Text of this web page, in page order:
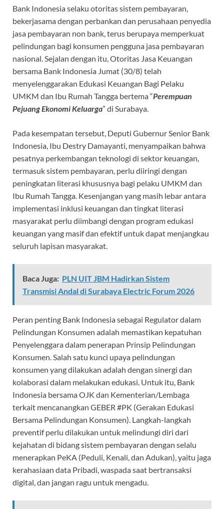
Bank Indonesia selaku otoritas sistem pembayaran,
bekerjasama dengan perbankan dan perusahaan penyedia
jasa pembayaran non bank, terus berupaya memperkuat
pelindungan bagi konsumen pengguna jasa pembayaran
nasional. Sejalan dengan itu, Otoritas Jasa Keuangan
bersama Bank Indonesia Jumat (30/8) telah
menyelenggarakan Edukasi Keuangan Bagi Pelaku
UMKM dan Ibu Rumah Tangga bertema “Perempuan
Pejuang Ekonomi Keluarga” di Surabaya.
Pada kesempatan tersebut, Deputi Gubernur Senior Bank
Indonesia, Ibu Destry Damayanti, menyampaikan bahwa
pesatnya perkembangan teknologi di sektor keuangan,
termasuk sistem pembayaran, perlu diiringi dengan
peningkatan literasi khususnya bagi pelaku UMKM dan
Ibu Rumah Tangga. Kesenjangan yang masih lebar antara
implementasi inklusi keuangan dan tingkat literasi
masyarakat perlu diimbangi dengan program edukasi
keuangan yang masif dan efektif untuk dapat menjangkau
seluruh lapisan masyarakat.
Baca Juga: PLN UIT JBM Hadirkan Sistem
Transmisi Andal di Surabaya Electric Forum 2026
Peran penting Bank Indonesia sebagai Regulator dalam
Pelindungan Konsumen adalah memastikan kepatuhan
Penyelenggara dalam penerapan Prinsip Pelindungan
Konsumen. Salah satu kunci upaya pelindungan
konsumen yang dilakukan adalah dengan sinergi dan
kolaborasi dalam melakukan edukasi. Untuk itu, Bank
Indonesia bersama OJK dan Kementerian/Lembaga
terkait mencanangkan GEBER #PK (Gerakan Edukasi
Bersama Pelindungan Konsumen). Langkah-langkah
preventif perlu dilakukan untuk melindungi diri dari
kejahatan di bidang sistem pembayaran dengan selalu
menerapkan PeKA (Peduli, Kenali, dan Adukan), yaitu jaga
kerahasiaan data Pribadi, waspada saat bertransaksi
digital, dan jangan ragu untuk mengadu.